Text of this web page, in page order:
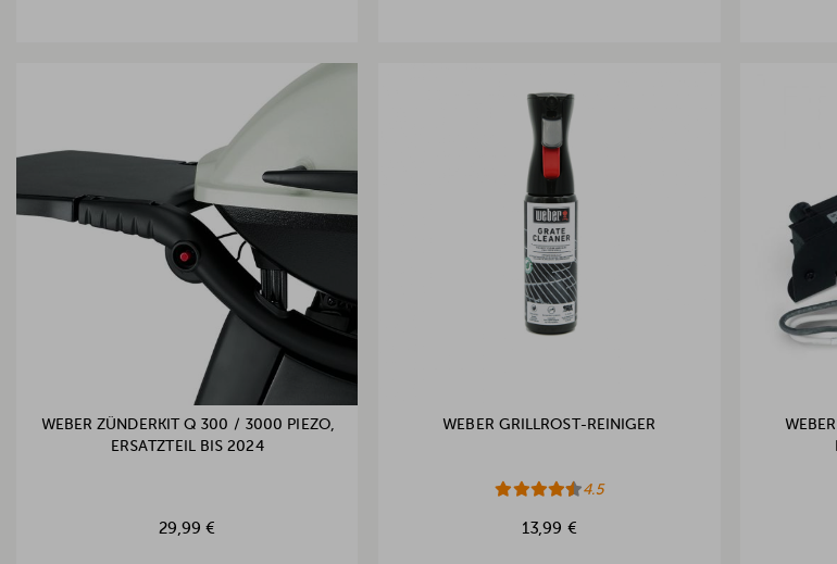
WEBER ZÜNDERKIT Q 300 / 3000 PIEZO,
ERSATZTEIL BIS 2024
29,99 €
WEBER GRILLROST-REINIGER
4.5
13,99 €